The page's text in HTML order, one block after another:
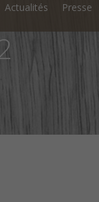
Actualités Presse